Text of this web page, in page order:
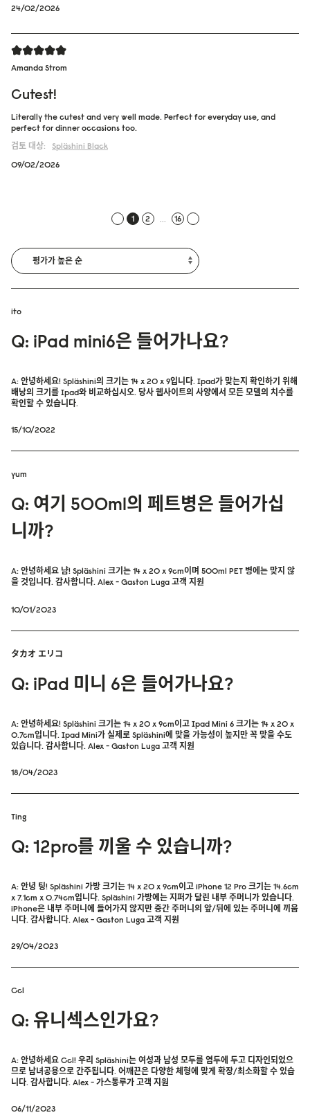
24/02/2026
Amanda Strom
Cutest!
Literally the cutest and very well made. Perfect for everyday use, and
perfect for dinner occasions too.
검토 대상:
Spläshini Black
09/02/2026
1 2 ... 16
ito
Q: iPad mini6은 들어가나요?
A: 안녕하세요! Spläshini의 크기는 14 x 20 x 9입니다. Ipad가 맞는지 확인하기 위해
배낭의 크기를 Ipad와 비교하십시오. 당사 웹사이트의 사양에서 모든 모델의 치수를
확인할 수 있습니다.
15/10/2022
yum
Q: 여기 500ml의 페트병은 들어가십
니까?
A: 안녕하세요 냠! Spläshini 크기는 14 x 20 x 9cm이며 500ml PET 병에는 맞지 않
을 것입니다. 감사합니다. Alex - Gaston Luga 고객 지원
10/01/2023
タカオ エリコ
Q: iPad 미니 6은 들어가나요?
A: 안녕하세요! Spläshini 크기는 14 x 20 x 9cm이고 Ipad Mini 6 크기는 14 x 20 x
0.7cm입니다. Ipad Mini가 실제로 Spläshini에 맞을 가능성이 높지만 꼭 맞을 수도
있습니다. 감사합니다. Alex - Gaston Luga 고객 지원
18/04/2023
Ting
Q: 12pro를 끼울 수 있습니까?
A: 안녕 팅! Spläshini 가방 크기는 14 x 20 x 9cm이고 iPhone 12 Pro 크기는 14.6cm
x 7.1cm x 0.74cm입니다. Spläshini 가방에는 지퍼가 달린 내부 주머니가 있습니다.
iPhone은 내부 주머니에 들어가지 않지만 중간 주머니의 앞/뒤에 있는 주머니에 끼웁
니다. 감사합니다. Alex - Gaston Luga 고객 지원
29/04/2023
Ccl
Q: 유니섹스인가요?
A: 안녕하세요 Ccl! 우리 Spläshini는 여성과 남성 모두를 염두에 두고 디자인되었으
므로 남녀공용으로 간주됩니다. 어깨끈은 다양한 체형에 맞게 확장/최소화할 수 있습
니다. 감사합니다. Alex - 가스통루가 고객 지원
06/11/2023